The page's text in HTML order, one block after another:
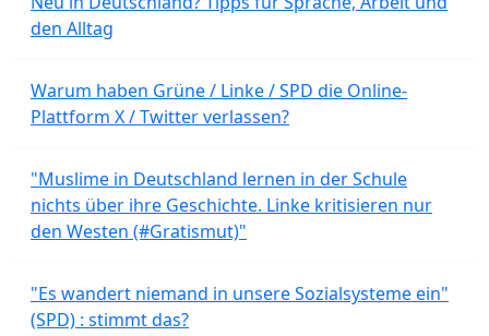
den Alltag
Warum haben Grüne / Linke / SPD die Online-
Plattform X / Twitter verlassen?
"Muslime in Deutschland lernen in der Schule
nichts über ihre Geschichte. Linke kritisieren nur
den Westen (#Gratismut)"
"Es wandert niemand in unsere Sozialsysteme ein"
(SPD) : stimmt das?